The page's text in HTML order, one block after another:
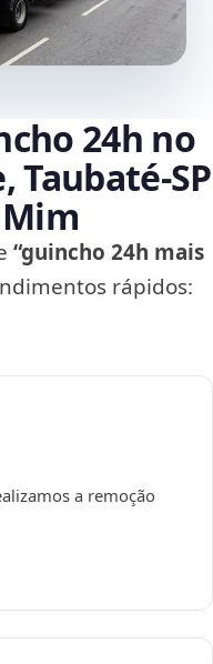
24h no
Taubaté‑SP
“guincho 24h mais
rápidos:
a remoção